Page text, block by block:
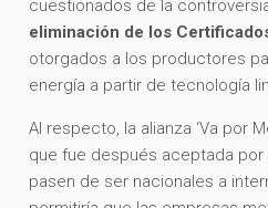
cuestionados de la
eliminación de los
otorgados a los productores
energía a partir de tecnología
Al respecto, la alianza ‘Va por
que fue después aceptada por
pasen de ser nacionales a